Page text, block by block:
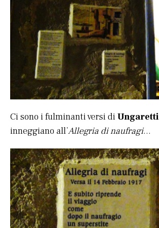
Ci sono i fulminanti versi diUngaretti
inneggiano all’Allegria di naufragi…